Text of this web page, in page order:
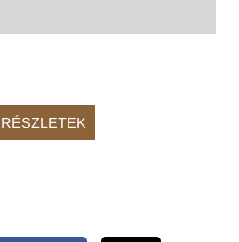
RÉSZLETEK